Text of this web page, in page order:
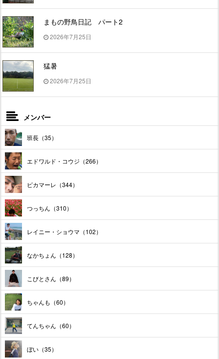
まもの野鳥日記 パート2
2026年7月25日
猛暑
2026年7月25日
メンバー
班長（35）
エドワルド・コウジ（266）
ピカマーレ（344）
つっちん（310）
レイニー・ショウマ（102）
なかちょん（128）
こびとさん（89）
ちゃんも（60）
てんちゃん（60）
ぼい（35）